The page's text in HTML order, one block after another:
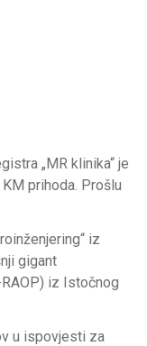
„MR klinika“ je
prihoda. Prošlu
iz
gigant
iz Istočnog
u ispovjesti za